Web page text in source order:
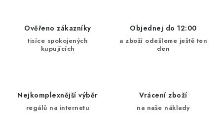
Ověřeno zákazníky
tisíce spokojených
kupujících
Objednej do 12:00
a zboží odešleme ještě ten
den
Nejkomplexnější výběr
regálů na internetu
Vrácení zboží
na naše náklady